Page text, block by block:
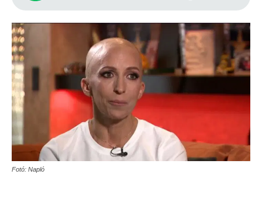
Fotó: Napló